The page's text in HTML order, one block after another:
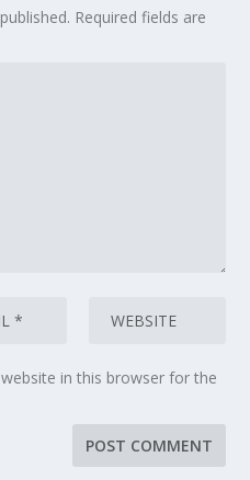
Required fields are
in this browser for the